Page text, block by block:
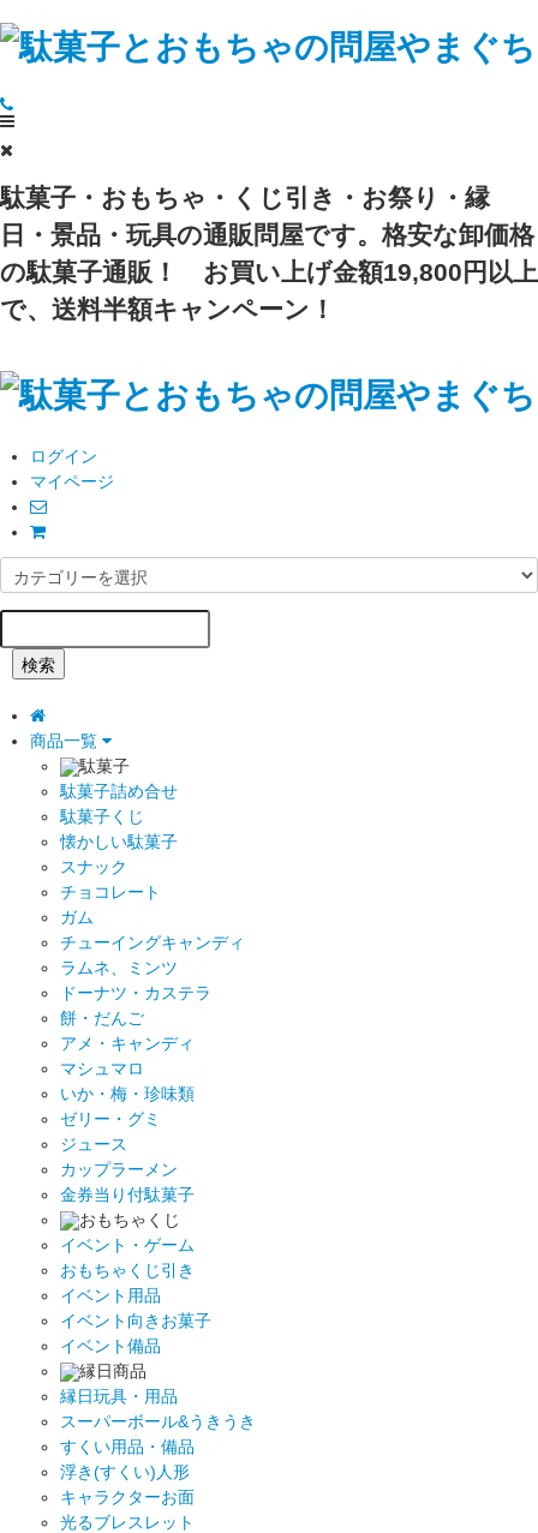
駄菓子・おもちゃ・くじ引き・お祭り・縁
日・景品・玩具の通販問屋です。格安な卸価格
の駄菓子通販！
お買い上げ金額19,800円以上
で、送料半額キャンペーン！
ログイン
マイページ
検索
商品一覧
駄菓子
駄菓子詰め合せ
駄菓子くじ
懐かしい駄菓子
スナック
チョコレート
ガム
チューイングキャンディ
ラムネ、ミンツ
ドーナツ・カステラ
餅・だんご
アメ・キャンディ
マシュマロ
いか・梅・珍味類
ゼリー・グミ
ジュース
カップラーメン
金券当り付駄菓子
おもちゃくじ
イベント・ゲーム
おもちゃくじ引き
イベント用品
イベント向きお菓子
イベント備品
縁日商品
縁日玩具・用品
スーパーボール&うきうき
すくい用品・備品
浮き(すくい)人形
キャラクターお面
光るブレスレット